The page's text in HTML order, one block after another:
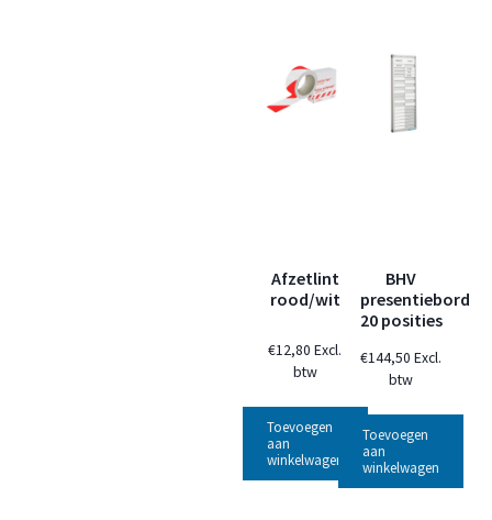
Afzetlint
rood/wit
€12,80 Excl.
btw
Toevoegen
aan
winkelwagen
BHV
presentiebord
20 posities
€144,50 Excl.
btw
Toevoegen
aan
winkelwagen